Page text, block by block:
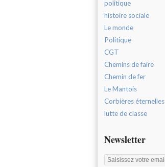
politique
histoire sociale
Le monde
Politique
CGT
Chemins de faire
Chemin de fer
Le Mantois
Corbières éternelles
lutte de classe
Newsletter